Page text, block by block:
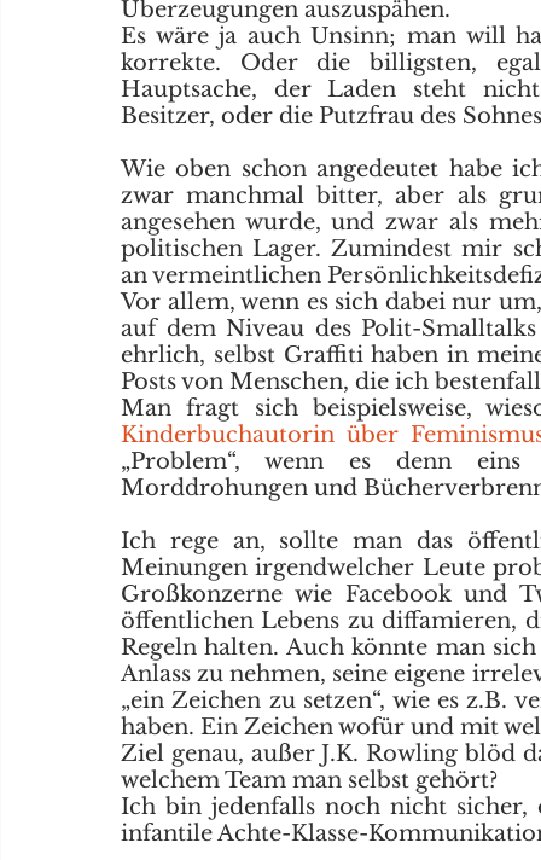
Überzeugungen auszuspähen.
Es wäre ja auch Unsinn; man will
korrekte. Oder die billigsten,
Hauptsache, der Laden steht
Besitzer, oder die Putzfrau des
Wie oben schon angedeutet habe
zwar manchmal bitter, aber als
angesehen wurde, und zwar als
politischen Lager. Zumindest mir
an vermeintlichen
Vor allem, wenn es sich dabei nur
auf dem Niveau des Polit-
ehrlich, selbst Graffiti haben in
Posts von Menschen, die ich
Kinderbuchautorin über
„Problem“, wenn es denn
Morddrohungen und
Ich rege an, sollte man das
Meinungen irgendwelcher Leute
Großkonzerne wie Facebook und
öffentlichen Lebens zu diffamieren,
Regeln halten. Auch könnte man
Anlass zu nehmen, seine eigene
„ein Zeichen zu setzen“, wie es z.B.
haben. Ein Zeichen wofür und mit
Ziel genau, außer J.K. Rowling blöd
welchem Team man selbst gehört?
Ich bin jedenfalls noch nicht sicher,
infantile Achte-Klasse-